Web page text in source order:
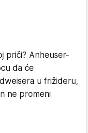
priči? Anheuser-
da će
u frižideru,
ne promeni